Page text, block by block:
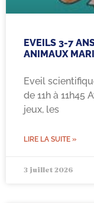
EVEILS 3-7
ANIMAUX
Eveil
de 11h à 11h45
jeux, les
LIRE LA SUITE »
3 juillet 2026